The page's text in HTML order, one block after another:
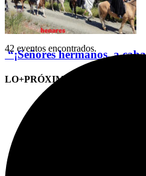
“¡Señores hermanos, a
LO+PRÓXIMO (CITAS)
42 eventos encontrados.